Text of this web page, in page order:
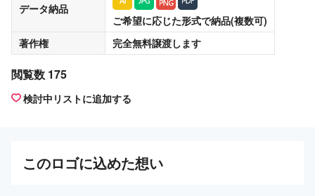
データ納品
ご希望に応じた形式で納品(複数可)
著作権
完全無料譲渡します
閲覧数 175
検討中リストに追加する
このロゴに込めた想い